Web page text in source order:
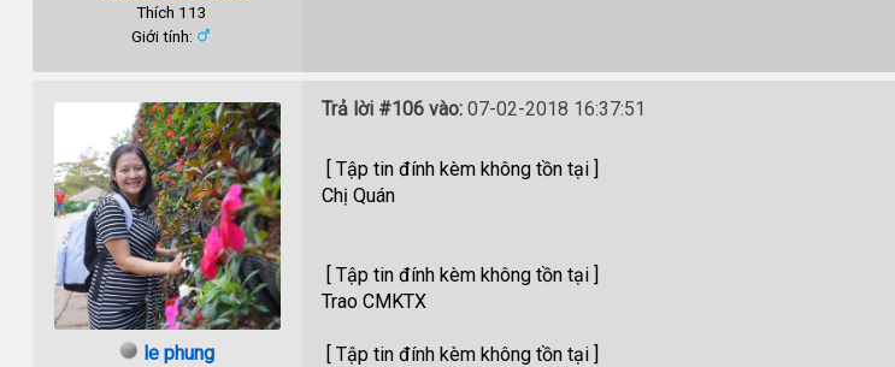
Thích 113
Giới tính:
le phung
Trả lời #106 vào:07-02-2018 16:37:51
[ Tập tin đính kèm không tồn tại ]
Chị Quán
[ Tập tin đính kèm không tồn tại ]
Trao CMKTX
[ Tập tin đính kèm không tồn tại ]